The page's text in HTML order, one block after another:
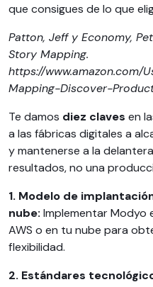
que consigues de lo que
Patton, Jeff y Economy,
Story Mapping.
https://www.amazon.com/
Mapping-Discover-
Te damos diez claves en
a las fábricas digitales a
y mantenerse a la
resultados, no una
1. Modelo de
nube:Implementar Modyo
AWS o en tu nube para
flexibilidad.
2. Estándares